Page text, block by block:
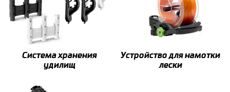
Система хранения
удилищ
Устройство для намотки
лески